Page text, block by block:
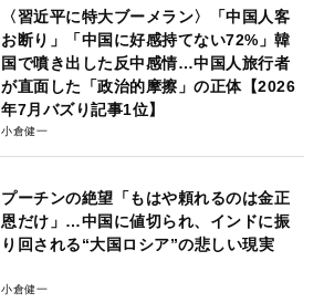
〈習近平に特大ブーメラン〉「中国人客
お断り」「中国に好感持てない72%」韓
国で噴き出した反中感情…中国人旅行者
が直面した「政治的摩擦」の正体【2026
年7月バズり記事1位】
小倉健一
プーチンの絶望「もはや頼れるのは金正
恩だけ」…中国に値切られ、インドに振
り回される“大国ロシア”の悲しい現実
小倉健一